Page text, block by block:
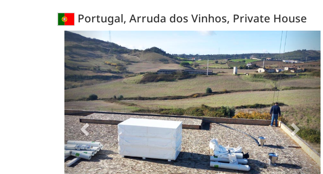
Portugal, Arruda dos Vinhos, Private House
Previous